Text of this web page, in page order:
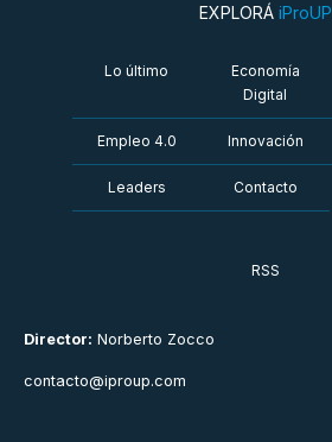
Director: Norberto Zocco
contacto@iproup.com
EXPLORÁ iProUP
Lo último
Economía
Digital
Empleo 4.0 Innovación
Leaders Contacto
RSS